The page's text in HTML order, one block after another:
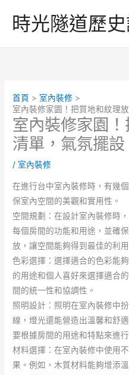
時光隧道歷
首頁
室內裝修
室內裝修家園！把質地和紋理
室內裝修家園
清單，氣氛擺設
/ 室內裝修
在進行台中室內裝修時，有幾
保室內空間的美觀和實用性。
空間規劃：在設計室內裝修時
每個房間的功能和用途，並確
放，讓空間能夠得到最佳的利用
色彩選擇：選擇適合的色彩能
的用途和個人喜好來選擇適合
間的統一性和協調性。
照明設計：照明在室內裝修中
線，燈光還能營造出溫馨和舒
要根據房間的用途和特點來進
材料選擇：在室內裝修中使用
果。例如，木質材料能夠增添